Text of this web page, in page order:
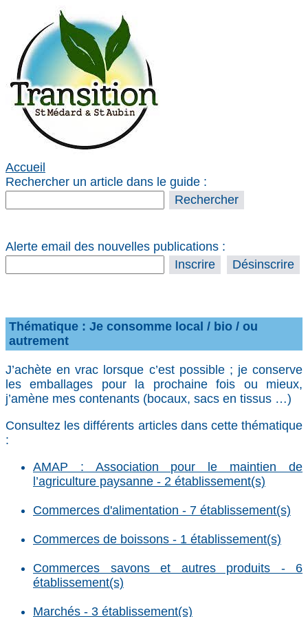
Accueil
Rechercher un article dans le guide :
Alerte email des nouvelles publications :
Thématique : Je consomme local / bio / ou
autrement
J’achète en vrac lorsque c’est possible ; je conserve
les emballages pour la prochaine fois ou mieux,
j’amène mes contenants (bocaux, sacs en tissus …)
Consultez les différents articles dans cette thématique
:
AMAP : Association pour le maintien de
l’agriculture paysanne - 2 établissement(s)
Commerces d'alimentation - 7 établissement(s)
Commerces de boissons - 1 établissement(s)
Commerces savons et autres produits - 6
établissement(s)
Marchés - 3 établissement(s)